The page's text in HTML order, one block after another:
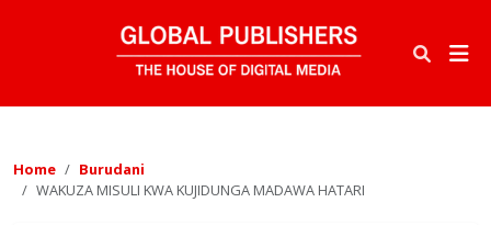
Home
Burudani
WAKUZA MISULI KWA KUJIDUNGA MADAWA HATARI